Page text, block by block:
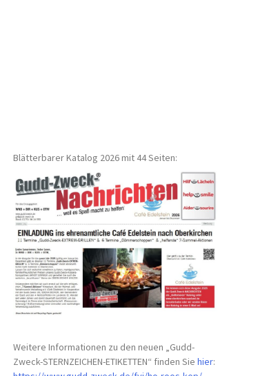
Blätterbarer Katalog 2026 mit 44 Seiten:
Weitere Informationen zu den neuen „Gudd-
Zweck-STERNZEICHEN-ETIKETTEN“ finden Siehier: